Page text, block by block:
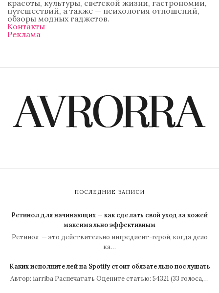
красоты, культуры, светской жизни, гастрономии,
путешествий, а также — психология отношений,
обзоры модных гаджетов.
Контакты
Реклама
ПОСЛЕДНИЕ ЗАПИСИ
Ретинол для начинающих — как сделать свой уход за кожей
максимально эффективным
Ретинол — это действительно ингредиент-герой, когда дело
ка…
Каких исполнителей на Spotify стоит обязательно послушать
Автор: iarriba Распечатать Оцените статью: 54321 (33 голоса,…